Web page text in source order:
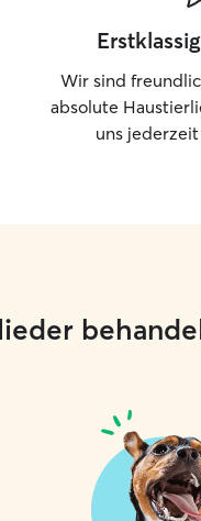
Wir sind
absolute
uns jederzeit